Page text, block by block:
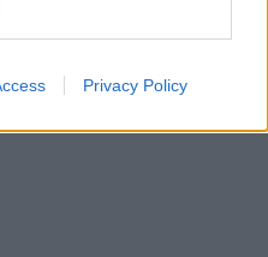
Privacy Policy